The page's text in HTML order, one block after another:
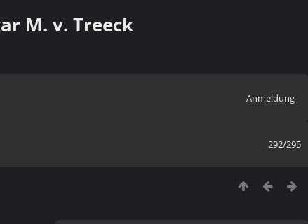
M. v. Treeck
Anmeldung
292/295